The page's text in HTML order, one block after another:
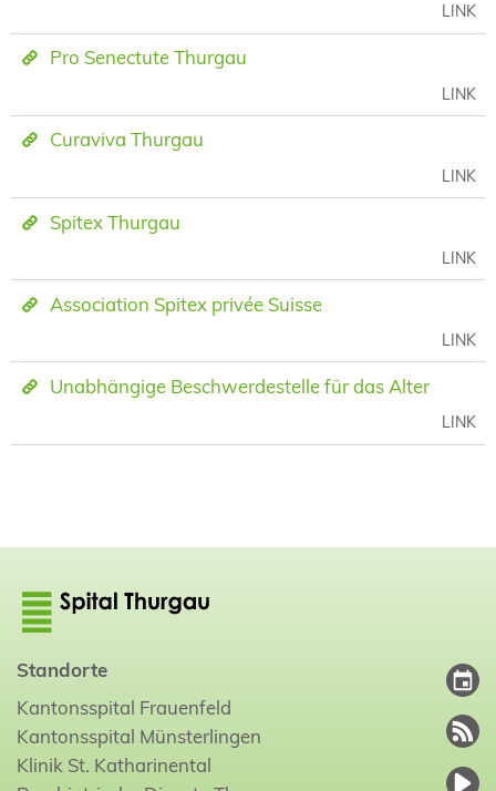
LINK
Pro Senectute Thurgau
LINK
Curaviva Thurgau
LINK
Spitex Thurgau
LINK
Association Spitex privée Suisse
LINK
Unabhängige Beschwerdestelle für das Alter
LINK
Standorte
Kantonsspital Frauenfeld
Kantonsspital Münsterlingen
Klinik St. Katharinental